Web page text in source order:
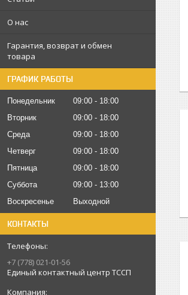
О нас
Гарантия, возврат и обмен
товара
ГРАФИК РАБОТЫ
Понедельник 09:00
18:00
Вторник
09:00
18:00
Среда
09:00
18:00
Четверг
09:00
18:00
Пятница
09:00
18:00
Суббота
09:00
13:00
Воскресенье
Выходной
КОНТАКТЫ
+7 (778) 021-01-56
Единый контактный центр ТССП